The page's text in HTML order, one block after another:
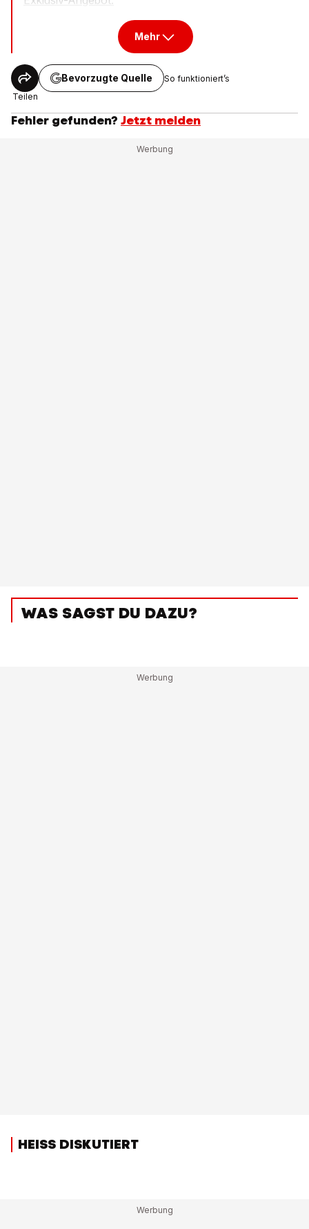
Mehr
Teilen
Bevorzugte Quelle So funktioniert’s
Fehler gefunden? Jetzt melden
WAS SAGST DU DAZU?
HEISS DISKUTIERT